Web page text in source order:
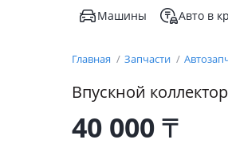
Машины Авто в
Главная Запчасти
Впускной коллектор
40 000₸